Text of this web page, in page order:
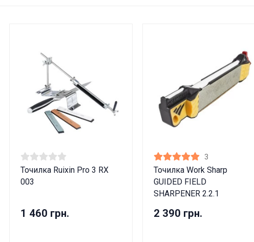
Точилка Ruixin Pro 3 RX
003
1 460 грн.
3
Точилка Work Sharp
GUIDED FIELD
SHARPENER 2.2.1
2 390 грн.